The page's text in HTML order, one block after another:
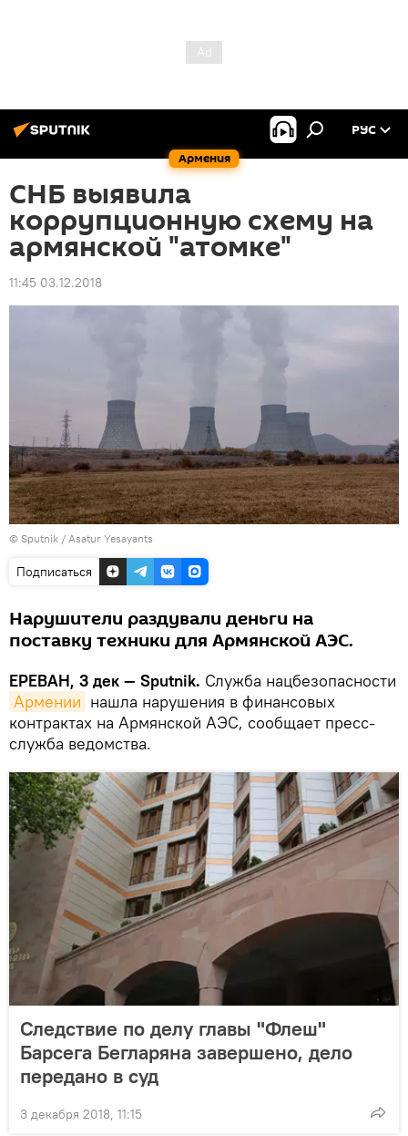
Армения
РУС
СНБ выявила
коррупционную схему на
армянской "атомке"
11:45 03.12.2018
© Sputnik / Asatur Yesayants
Подписаться
Нарушители раздували деньги на
поставку техники для Армянской АЭС.
ЕРЕВАН, 3 дек — Sputnik. Служба нацбезопасности
Армении нашла нарушения в финансовых
контрактах на Армянской АЭС, сообщает пресс-
служба ведомства.
Следствие по делу главы "Флеш"
Барсега Бегларяна завершено, дело
передано в суд
3 декабря 2018, 11:15